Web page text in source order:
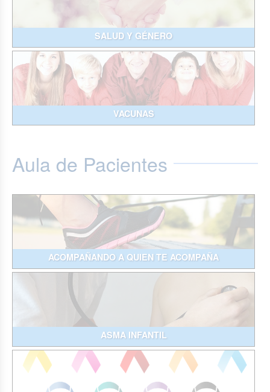
SALUD Y GÉNERO
VACUNAS
Aula de Pacientes
ACOMPAÑANDO A QUIEN TE ACOMPAÑA
ASMA INFANTIL